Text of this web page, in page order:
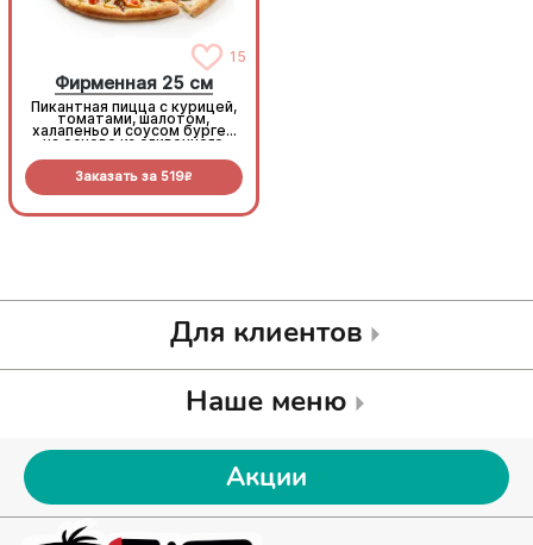
15
Фирменная 25 см
Пикантная пицца с курицей,
томатами, шалотом,
халапеньо и соусом бургер
на основе из сливочного
Заказать за 519R
Для клиентов
Наше меню
Акции